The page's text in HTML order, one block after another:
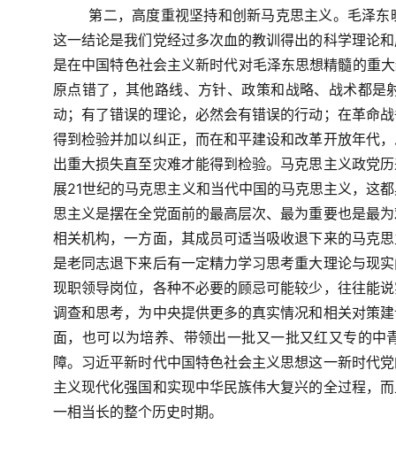
第二，高度重视坚持和创新马克思主义。毛泽
这一结论是我们党经过多次血的教训得出的科学理论
是在中国特色社会主义新时代对毛泽东思想精髓的重
原点错了，其他路线、方针、政策和战略、战术都
动；有了错误的理论，必然会有错误的行动；在革命
得到检验并加以纠正，而在和平建设和改革开放年代
出重大损失直至灾难才能得到检验。马克思主义政党
展21世纪的马克思主义和当代中国的马克思主义，这
思主义是摆在全党面前的最高层次、最为重要也是最
相关机构，一方面，其成员可适当吸收退下来的马克
是老同志退下来后有一定精力学习思考重大理论与现
现职领导岗位，各种不必要的顾忌可能较少，往往能
调查和思考，为中央提供更多的真实情况和相关对策
面，也可以为培养、带领出一批又一批又红又专的
障。习近平新时代中国特色社会主义思想这一新时代
主义现代化强国和实现中华民族伟大复兴的全过程，
一相当长的整个历史时期。